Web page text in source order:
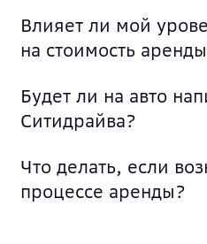
Влияет ли мой
на стоимость
Будет ли на авто
Ситидрайва?
Что делать, если
процессе аренды?